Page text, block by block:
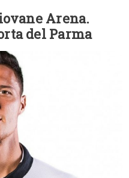
Arena.
del Parma